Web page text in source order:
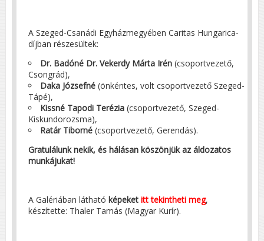
A Szeged-Csanádi Egyházmegyében Caritas Hungarica-
díjban részesültek:
Dr. Badóné Dr. Vekerdy Márta Irén (csoportvezető,
Csongrád),
Daka Józsefné (önkéntes, volt csoportvezető Szeged-
Tápé),
Kissné Tapodi Terézia (csoportvezető, Szeged-
Kiskundorozsma),
Ratár Tiborné (csoportvezető, Gerendás).
Gratulálunk nekik, és hálásan köszönjük az áldozatos
munkájukat!
A Galériában látható képeket itt tekintheti meg,
készítette: Thaler Tamás (Magyar Kurír).